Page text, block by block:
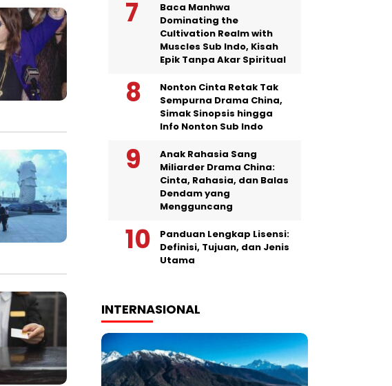
Baca Manhwa
Dominating the
Cultivation Realm with
Muscles Sub Indo, Kisah
Epik Tanpa Akar Spiritual
Nonton Cinta Retak Tak
Sempurna Drama China,
Simak Sinopsis hingga
Info Nonton Sub Indo
Anak Rahasia Sang
Miliarder Drama China:
Cinta, Rahasia, dan Balas
Dendam yang
Mengguncang
Panduan Lengkap Lisensi:
Definisi, Tujuan, dan Jenis
Utama
INTERNASIONAL